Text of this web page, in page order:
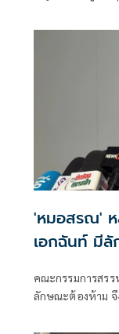
เดินสะพัด ชี้เป็นจุ
'หมอสรณ' ห
เอกฉันท์ มี
คณะกรรมการสร
ลักษณะต้องห้าม จึ